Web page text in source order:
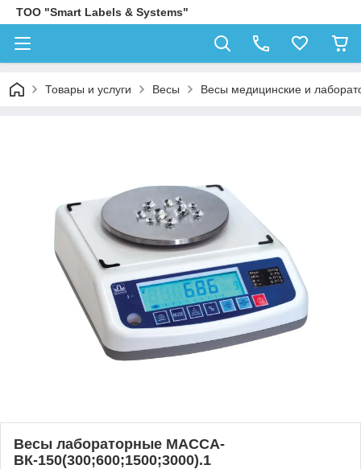
ТОО "Smart Labels & Systems"
Товары и услуги Весы Весы медицинские и
Весы лабораторные МАССА-
ВК-150(300;600;1500;3000).1